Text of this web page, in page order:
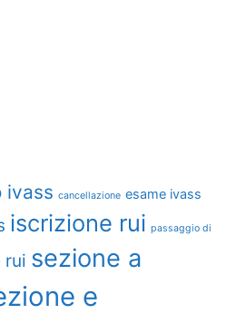
ivass cancellazione esame ivass
iscrizione rui passaggio di
rui sezione a
e